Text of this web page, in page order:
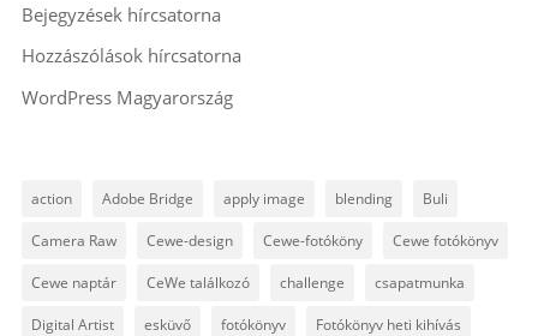
Bejegyzések hírcsatorna
Hozzászólások hírcsatorna
WordPress Magyarország
action Adobe Bridge apply image blending Buli
Camera Raw Cewe-design Cewe-fotóköny Cewe fotókönyv
Cewe naptár CeWe találkozó challenge csapatmunka
Digital Artist esküvő fotókönyv Fotókönyv heti kihívás